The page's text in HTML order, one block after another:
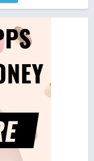
Seiken
(ITA)